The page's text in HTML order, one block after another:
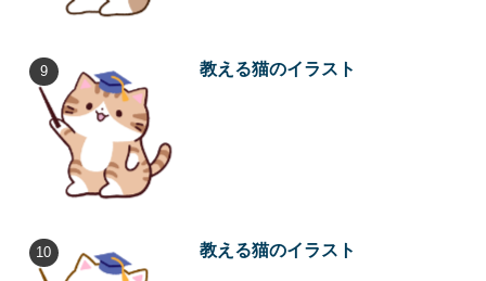
教える猫のイラスト
教える猫のイラスト